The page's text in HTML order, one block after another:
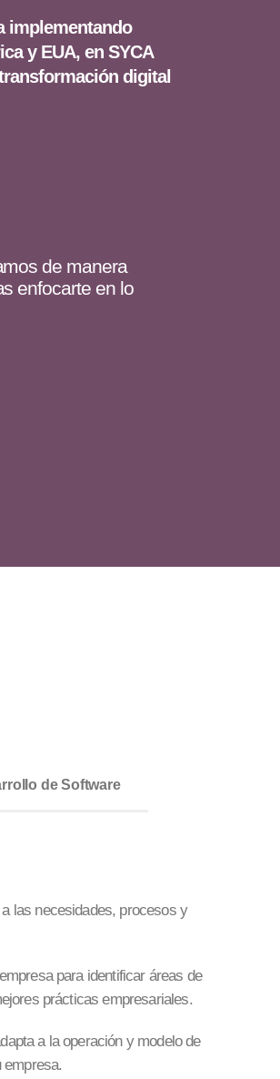
implementando
y EUA, en SYCA
digital
de manera
enfocarte en lo
de Software
las necesidades, procesos y
para identificar áreas de
prácticas empresariales.
a la operación y modelo de
empresa.